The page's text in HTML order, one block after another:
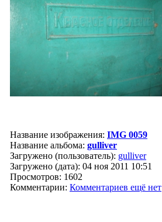
Название изображения: IMG 0059
Название альбома: gulliver
Загружено (пользователь): gulliver
Загружено (дата): 04 ноя 2011 10:51
Просмотров: 1602
Комментарии: Комментариев ещё нет